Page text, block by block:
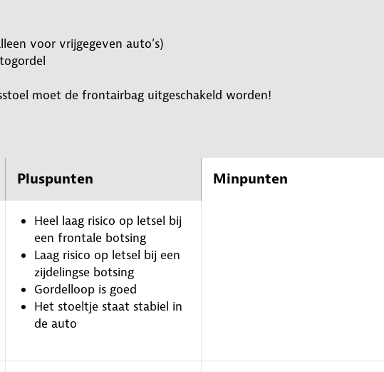
voor vrijgegeven auto’s)
moet de frontairbag uitgeschakeld worden!
Pluspunten Minpunten
Heel laag risico op letsel bij
een frontale botsing
Laag risico op letsel bij een
zijdelingse botsing
Gordelloop is goed
Het stoeltje staat stabiel in
de auto